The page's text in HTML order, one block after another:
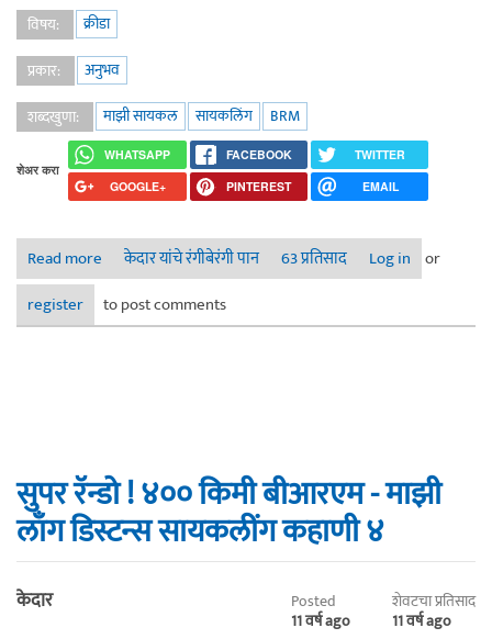
विषय:
क्रीडा
प्रकार:
अनुभव
शब्दखुणा:
माझी सायकल सायकलिंग BRM
शेअर करा
WHATSAPP FACEBOOK
TWITTER
GOOGLE+
PINTEREST EMAIL
Read more about Knight Rider BRM- नाईट रायडर २००
केदार यांचे रंगीबेरंगी पान 63 प्रतिसाद Log in or
register
to post comments
सुपर रॅन्डो ! ४०० किमी बीआरएम - माझी
लाँग डिस्टन्स सायकलींग कहाणी ४
केदार Posted
11 वर्ष ago
शेवटचा प्रतिसाद
11 वर्ष ago